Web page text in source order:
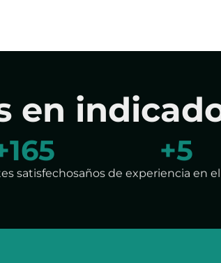
en
satisfechos
287
años de experiencia en
+7